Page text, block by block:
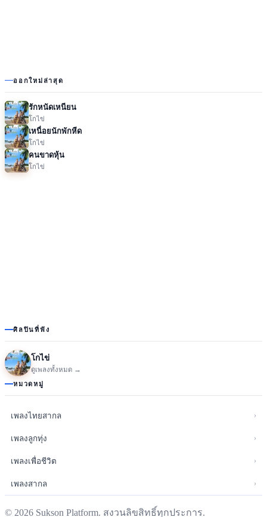
ออกใหม่ล่าสุด
รักหนัดเหนียน
โกไข่
เหนื่อยนักพักหีด
โกไข่
คนขาดหุ้น
โกไข่
ศิลปินที่ฟัง
โกไข่
ดูเพลงทั้งหมด →
หมวดหมู่
เพลงไทยสากล ›
เพลงลูกทุ่ง ›
เพลงเพื่อชีวิต ›
เพลงสากล ›
© 2026 Sukson Platform. สงวนลิขสิทธิ์ทุกประการ.